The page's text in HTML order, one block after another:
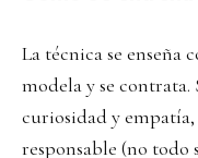
La técnica se enseña
modela y se contrata.
curiosidad y
responsable (no todo